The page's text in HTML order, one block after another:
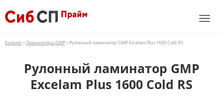
Каталог»Ламинаторы GMP» Рулонный ламинатор GMP Excelam Plus 1600 Cold RS
Рулонный ламинатор GMP
Excelam Plus 1600 Cold RS